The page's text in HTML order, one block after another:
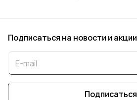
Подписаться на новости и акции
Подписаться